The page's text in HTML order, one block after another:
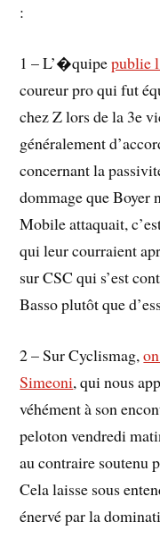
:
1 – L’�quipepublie
coureur pro qui fut
chez Z lors de la 3e
généralement
concernant la
dommage que Boyer
Mobile attaquait,
qui leur courraient
sur CSC qui s’est
Basso plutôt que
2 – Sur Cyclismag,
Simeoni, qui nous
véhément à son
peloton vendredi
au contraire soutenu
Cela laisse sous
énervé par la